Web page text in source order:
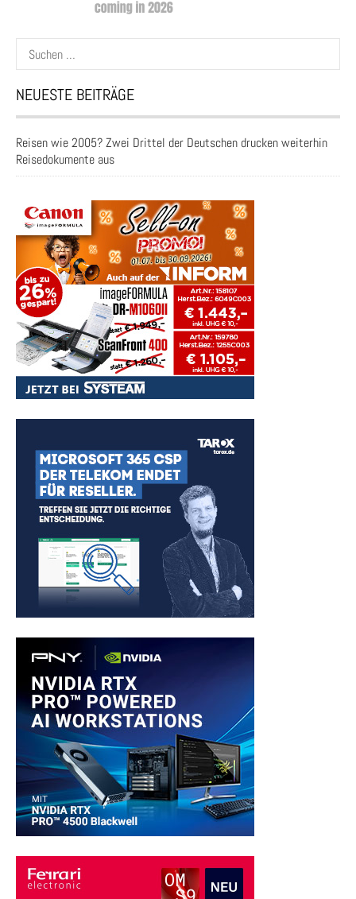
Suchen
nach:
NEUESTE BEITRÄGE
Reisen wie 2005? Zwei Drittel der Deutschen drucken weiterhin
Reisedokumente aus